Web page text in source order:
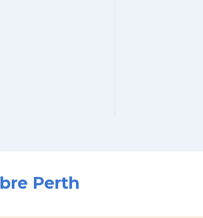
Perth